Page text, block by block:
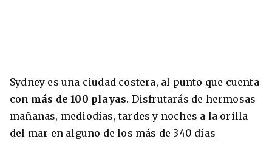
Sydney es una ciudad costera, al punto que cuenta
con más de 100 playas. Disfrutarás de hermosas
mañanas, mediodías, tardes y noches a la orilla
del mar en alguno de los más de 340 días